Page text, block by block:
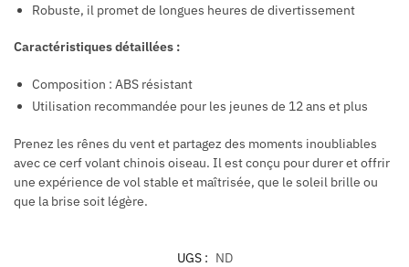
Robuste, il promet de longues heures de divertissement
Caractéristiques détaillées :
Composition : ABS résistant
Utilisation recommandée pour les jeunes de 12 ans et plus
Prenez les rênes du vent et partagez des moments inoubliables
avec ce cerf volant chinois oiseau. Il est conçu pour durer et offrir
une expérience de vol stable et maîtrisée, que le soleil brille ou
que la brise soit légère.
UGS : ND